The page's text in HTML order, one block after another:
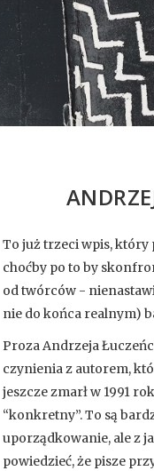
To już trzeci wpis, który
choćby po to by
od twórców -
nie do końca realnym)
Proza Andrzeja
czynienia z autorem,
jeszcze zmarł w 1991
“konkretny”. To są
uporządkowanie, ale z
powiedzieć, że pisze